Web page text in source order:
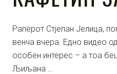
Раперот Стјепан Јелица,
венча вчера. Едно видео
особен интерес – а тоа
Љиљана …